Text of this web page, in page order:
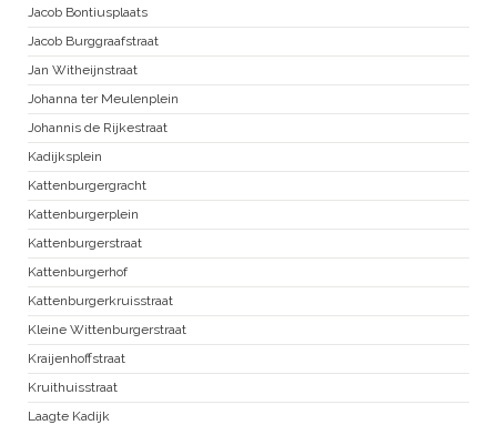
Jacob Bontiusplaats
Jacob Burggraafstraat
Jan Witheijnstraat
Johanna ter Meulenplein
Johannis de Rijkestraat
Kadijksplein
Kattenburgergracht
Kattenburgerplein
Kattenburgerstraat
Kattenburgerhof
Kattenburgerkruisstraat
Kleine Wittenburgerstraat
Kraijenhoffstraat
Kruithuisstraat
Laagte Kadijk